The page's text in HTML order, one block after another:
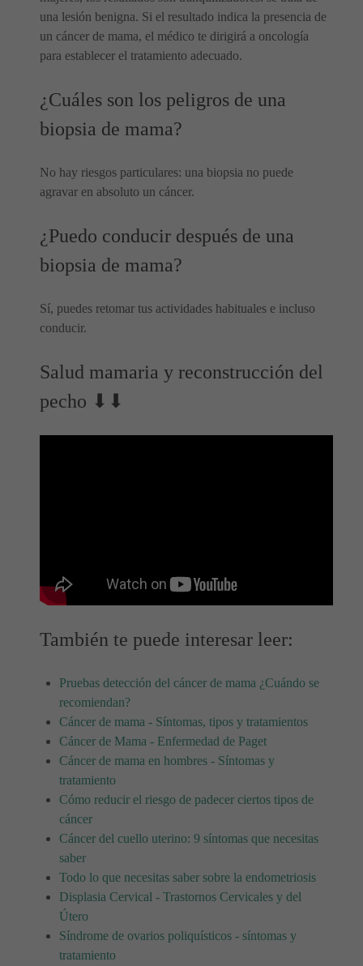
una lesión benigna. Si el resultado indica la presencia de
un cáncer de mama, el médico te dirigirá a oncología
para establecer el tratamiento adecuado.
¿Cuáles son los peligros de una
biopsia de mama?
No hay riesgos particulares: una biopsia no puede
agravar en absoluto un cáncer.
¿Puedo conducir después de una
biopsia de mama?
Sí, puedes retomar tus actividades habituales e incluso
conducir.
Salud mamaria y reconstrucción del
pecho ⬇⬇
También te puede interesar leer:
Pruebas detección del cáncer de mama ¿Cuándo se
recomiendan?
Cáncer de mama - Síntomas, tipos y tratamientos
Cáncer de Mama - Enfermedad de Paget
Cáncer de mama en hombres - Síntomas y
tratamiento
Cómo reducir el riesgo de padecer ciertos tipos de
cáncer
Cáncer del cuello uterino: 9 síntomas que necesitas
saber
Todo lo que necesitas saber sobre la endometriosis
Displasia Cervical - Trastornos Cervicales y del
Útero
Síndrome de ovarios poliquísticos - síntomas y
tratamiento